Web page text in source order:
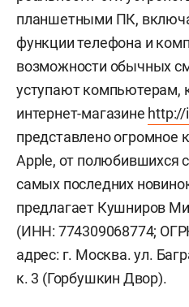
планшетными ПК,
функции телефона и
возможности обычных
уступают компьютерам,
интернет-магазине
представлено огромное
Apple, от полюбившихся
самых последних
предлагает Кушниров
(ИНН: 774309068774;
адрес: г. Москва. ул.
к. 3 (Горбушкин Двор).